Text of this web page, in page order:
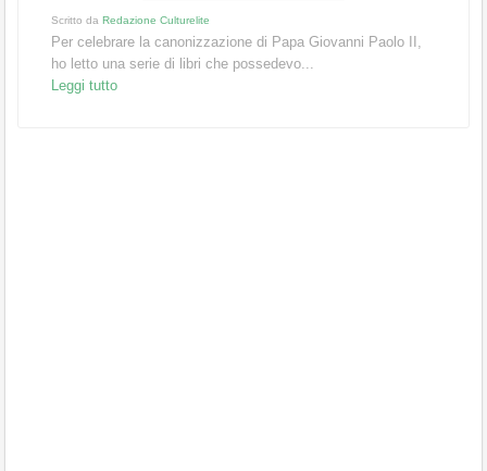
Scritto da Redazione Culturelite
Per celebrare la canonizzazione di Papa Giovanni Paolo II,
ho letto una serie di libri che possedevo...
Leggi tutto